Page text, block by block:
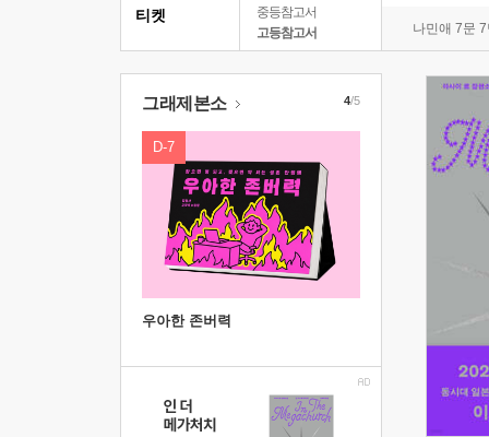
중등참고서
고등참고서
나민애 7문
티켓
그래제본소
D-7
우아한 존버력
4/5